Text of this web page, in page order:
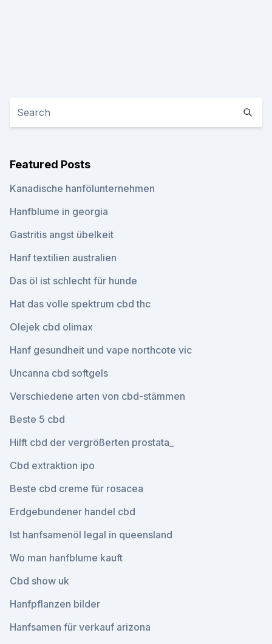
Featured Posts
Kanadische hanfölunternehmen
Hanfblume in georgia
Gastritis angst übelkeit
Hanf textilien australien
Das öl ist schlecht für hunde
Hat das volle spektrum cbd thc
Olejek cbd olimax
Hanf gesundheit und vape northcote vic
Uncanna cbd softgels
Verschiedene arten von cbd-stämmen
Beste 5 cbd
Hilft cbd der vergrößerten prostata_
Cbd extraktion ipo
Beste cbd creme für rosacea
Erdgebundener handel cbd
Ist hanfsamenöl legal in queensland
Wo man hanfblume kauft
Cbd show uk
Hanfpflanzen bilder
Hanfsamen für verkauf arizona